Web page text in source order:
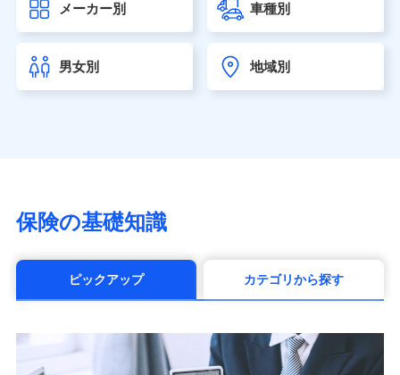
seimei.co.jp）
チューリッヒ生命保険株式会社
東京海上日動あんしん生命保険株式会社
（https://www.tmn-anshin.co.jp/）
マニュライフ生命保険株式会社
（https://www.manulife.co.jp/）
（https://www.msa-life.co.jp/）
メットライフ生命株式会社(https://www.metlife.co.jp/)
■少額短期保険
メーカー別 車種別
男女別 地域別
保険の基礎知識
ピックアップ カテゴリから探す